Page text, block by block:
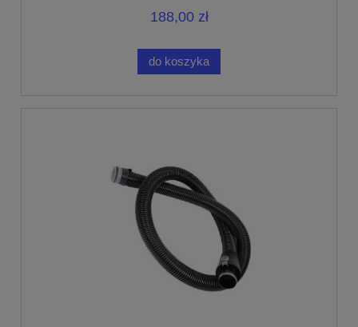
188,00 zł
do koszyka